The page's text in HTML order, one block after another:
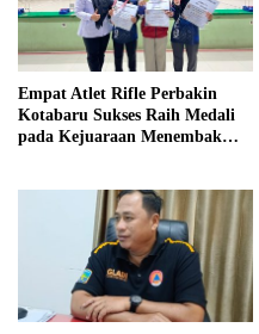
Empat Atlet Rifle Perbakin
Kotabaru Sukses Raih Medali
pada Kejuaraan Menembak